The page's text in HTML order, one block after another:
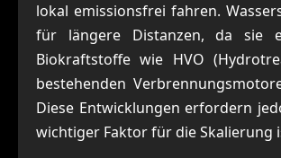
lokal emissionsfrei fahren.
für längere Distanzen, da sie
Biokraftstoffe wie HVO
bestehenden
Diese Entwicklungen erfordern
wichtiger Faktor für die Skalierung